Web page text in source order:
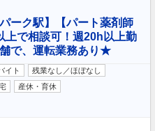
ーク駅】【パート薬剤師
で相談可！週20h以上勤
で、運転業務あり★
イト
残業なし／ほぼなし
産休・育休